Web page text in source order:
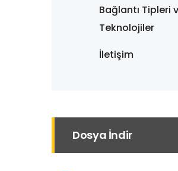
Bağlantı Tipleri
Teknolojiler
İletişim
Dosya İndir